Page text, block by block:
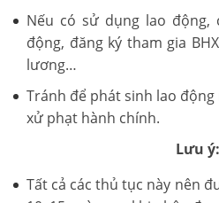
Nếu có sử dụng lao động,
động, đăng ký tham gia
lương…
Tránh để phát sinh lao
xử phạt hành chính.
Lưu ý:
Tất cả các thủ tục này nên